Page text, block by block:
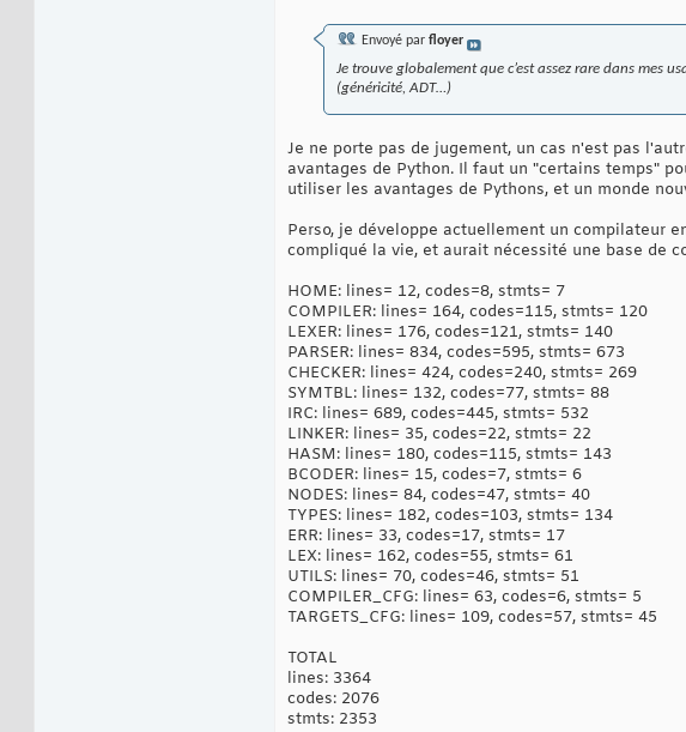
Envoyé par floyer
Je trouve globalement que c’est assez rare dans mes
(généricité, ADT…)
Je ne porte pas de jugement, un cas n'est pas
avantages de Python. Il faut un "certains temps"
utiliser les avantages de Pythons, et un monde
Perso, je développe actuellement un compilateur
compliqué la vie, et aurait nécessité une base de
HOME: lines= 12, codes=8, stmts= 7
COMPILER: lines= 164, codes=115, stmts= 120
LEXER: lines= 176, codes=121, stmts= 140
PARSER: lines= 834, codes=595, stmts= 673
CHECKER: lines= 424, codes=240, stmts= 269
SYMTBL: lines= 132, codes=77, stmts= 88
IRC: lines= 689, codes=445, stmts= 532
LINKER: lines= 35, codes=22, stmts= 22
HASM: lines= 180, codes=115, stmts= 143
BCODER: lines= 15, codes=7, stmts= 6
NODES: lines= 84, codes=47, stmts= 40
TYPES: lines= 182, codes=103, stmts= 134
ERR: lines= 33, codes=17, stmts= 17
LEX: lines= 162, codes=55, stmts= 61
UTILS: lines= 70, codes=46, stmts= 51
COMPILER_CFG: lines= 63, codes=6, stmts= 5
TARGETS_CFG: lines= 109, codes=57, stmts= 45
TOTAL
lines: 3364
codes: 2076
stmts: 2353